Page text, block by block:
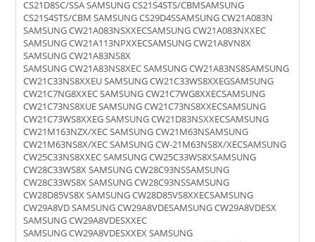
CS21D8SC/SSA SAMSUNG CS21S4STS/CBMSAMSUNG
CS21S4STS/CBM SAMSUNG CS29D4SSAMSUNG CW21A083N
SAMSUNG CW21A083NSXXECSAMSUNG CW21A083NXXEC
SAMSUNG CW21A113NPXXECSAMSUNG CW21A8VN8X
SAMSUNG CW21A83NS8X
SAMSUNG CW21A83NS8XEC SAMSUNG CW21A83NS8SAMSUNG
CW21C33NS8XXEU SAMSUNG CW21C33WS8XXEGSAMSUNG
CW21C7NG8XXEC SAMSUNG CW21C7WG8XXECSAMSUNG
CW21C73NS8XUE SAMSUNG CW21C73NS8XXECSAMSUNG
CW21C73WS8XXEG SAMSUNG CW21D83NSXXECSAMSUNG
CW21M163NZX/XEC SAMSUNG CW21M63NSAMSUNG
CW21M63NS8X/XEC SAMSUNG CW-21M63NS8X/XECSAMSUNG
CW25C33NS8XXEC SAMSUNG CW25C33WS8XSAMSUNG
CW28C33WS8X SAMSUNG CW28C93NSSAMSUNG
CW28C33WS8X SAMSUNG CW28C93NSSAMSUNG
CW28D85VS8X SAMSUNG CW28D85VS8XXECSAMSUNG
CW29A8VD SAMSUNG CW29A8VDESAMSUNG CW29A8VDESX
SAMSUNG CW29A8VDESXXEC
SAMSUNG CW29A8VDESXXEX SAMSUNG